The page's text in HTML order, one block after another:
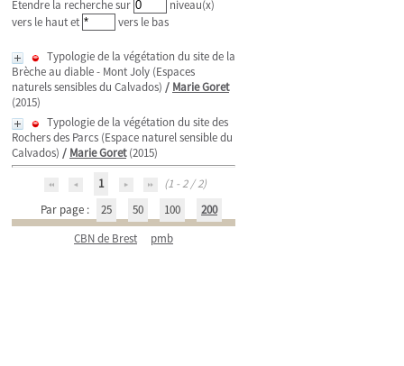
Etendre la recherche sur
niveau(x)
vers le haut et
vers le bas
Typologie de la végétation du site de la
Brèche au diable - Mont Joly (Espaces
naturels sensibles du Calvados) / Marie Goret
(2015)
Typologie de la végétation du site des
Rochers des Parcs (Espace naturel sensible du
Calvados) / Marie Goret(2015)
1
(1 - 2 / 2)
Par page :
25 50 100
200
CBN de Brest
pmb